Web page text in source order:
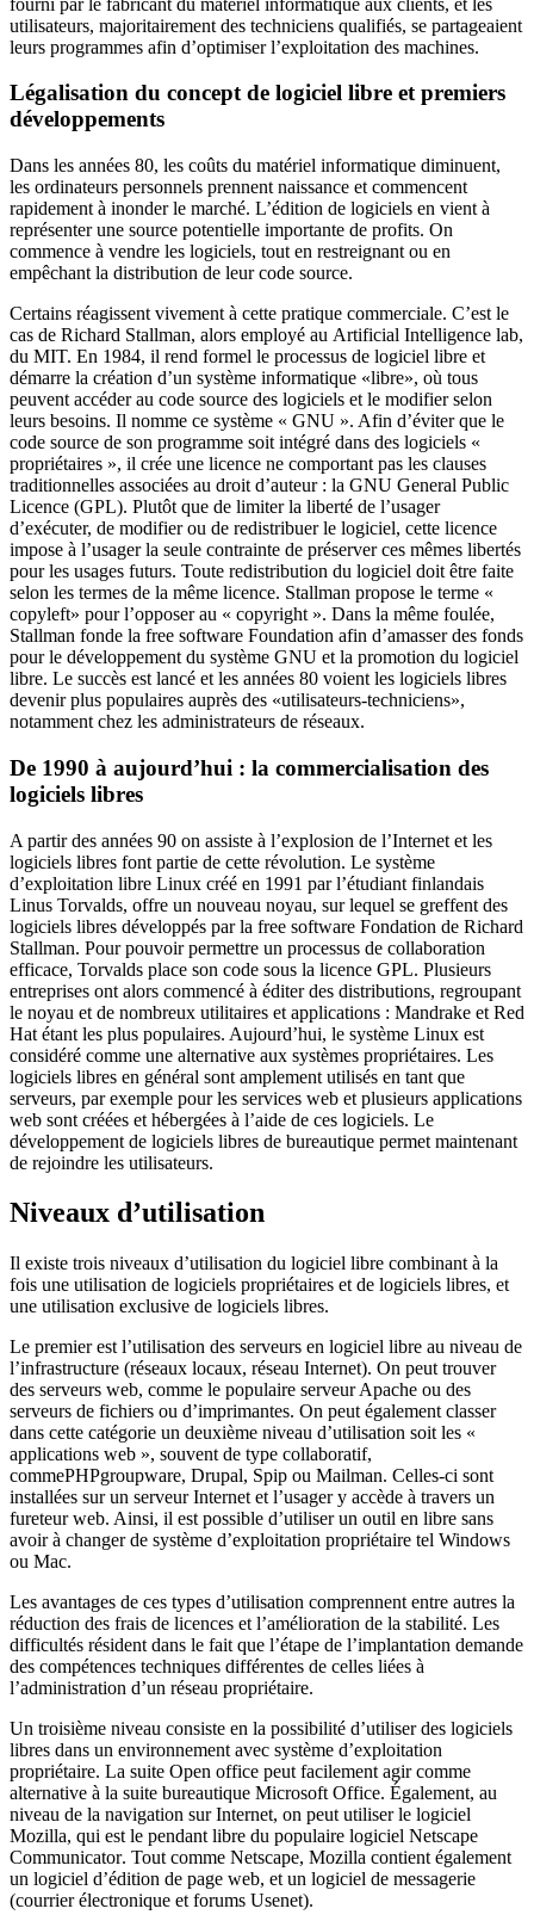
utilisateurs, majoritairement des techniciens qualifiés, se partageaient
leurs programmes afin d’optimiser l’exploitation des machines.
Légalisation du concept de logiciel libre et premiers
développements
Dans les années 80, les coûts du matériel informatique diminuent,
les ordinateurs personnels prennent naissance et commencent
rapidement à inonder le marché. L’édition de logiciels en vient à
représenter une source potentielle importante de profits. On
commence à vendre les logiciels, tout en restreignant ou en
empêchant la distribution de leur code source.
Certains réagissent vivement à cette pratique commerciale. C’est le
cas de Richard Stallman, alors employé au Artificial Intelligence lab,
du MIT. En 1984, il rend formel le processus de logiciel libre et
démarre la création d’un système informatique «libre», où tous
peuvent accéder au code source des logiciels et le modifier selon
leurs besoins. Il nomme ce système « GNU ». Afin d’éviter que le
code source de son programme soit intégré dans des logiciels «
propriétaires », il crée une licence ne comportant pas les clauses
traditionnelles associées au droit d’auteur : la GNU General Public
Licence (GPL). Plutôt que de limiter la liberté de l’usager
d’exécuter, de modifier ou de redistribuer le logiciel, cette licence
impose à l’usager la seule contrainte de préserver ces mêmes libertés
pour les usages futurs. Toute redistribution du logiciel doit être faite
selon les termes de la même licence. Stallman propose le terme «
copyleft» pour l’opposer au « copyright ». Dans la même foulée,
Stallman fonde la free software Foundation afin d’amasser des fonds
pour le développement du système GNU et la promotion du logiciel
libre. Le succès est lancé et les années 80 voient les logiciels libres
devenir plus populaires auprès des «utilisateurs-techniciens»,
notamment chez les administrateurs de réseaux.
De 1990 à aujourd’hui : la commercialisation des
logiciels libres
A partir des années 90 on assiste à l’explosion de l’Internet et les
logiciels libres font partie de cette révolution. Le système
d’exploitation libre Linux créé en 1991 par l’étudiant finlandais
Linus Torvalds, offre un nouveau noyau, sur lequel se greffent des
logiciels libres développés par la free software Fondation de Richard
Stallman. Pour pouvoir permettre un processus de collaboration
efficace, Torvalds place son code sous la licence GPL. Plusieurs
entreprises ont alors commencé à éditer des distributions, regroupant
le noyau et de nombreux utilitaires et applications : Mandrake et Red
Hat étant les plus populaires. Aujourd’hui, le système Linux est
considéré comme une alternative aux systèmes propriétaires. Les
logiciels libres en général sont amplement utilisés en tant que
serveurs, par exemple pour les services web et plusieurs applications
web sont créées et hébergées à l’aide de ces logiciels. Le
développement de logiciels libres de bureautique permet maintenant
de rejoindre les utilisateurs.
Niveaux d’utilisation
Il existe trois niveaux d’utilisation du logiciel libre combinant à la
fois une utilisation de logiciels propriétaires et de logiciels libres, et
une utilisation exclusive de logiciels libres.
Le premier est l’utilisation des serveurs en logiciel libre au niveau de
l’infrastructure (réseaux locaux, réseau Internet). On peut trouver
des serveurs web, comme le populaire serveur Apache ou des
serveurs de fichiers ou d’imprimantes. On peut également classer
dans cette catégorie un deuxième niveau d’utilisation soit les «
applications web », souvent de type collaboratif,
commePHPgroupware, Drupal, Spip ou Mailman. Celles-ci sont
installées sur un serveur Internet et l’usager y accède à travers un
fureteur web. Ainsi, il est possible d’utiliser un outil en libre sans
avoir à changer de système d’exploitation propriétaire tel Windows
ou Mac.
Les avantages de ces types d’utilisation comprennent entre autres la
réduction des frais de licences et l’amélioration de la stabilité. Les
difficultés résident dans le fait que l’étape de l’implantation demande
des compétences techniques différentes de celles liées à
l’administration d’un réseau propriétaire.
Un troisième niveau consiste en la possibilité d’utiliser des logiciels
libres dans un environnement avec système d’exploitation
propriétaire. La suite Open office peut facilement agir comme
alternative à la suite bureautique Microsoft Office. Également, au
niveau de la navigation sur Internet, on peut utiliser le logiciel
Mozilla, qui est le pendant libre du populaire logiciel Netscape
Communicator. Tout comme Netscape, Mozilla contient également
un logiciel d’édition de page web, et un logiciel de messagerie
(courrier électronique et forums Usenet).